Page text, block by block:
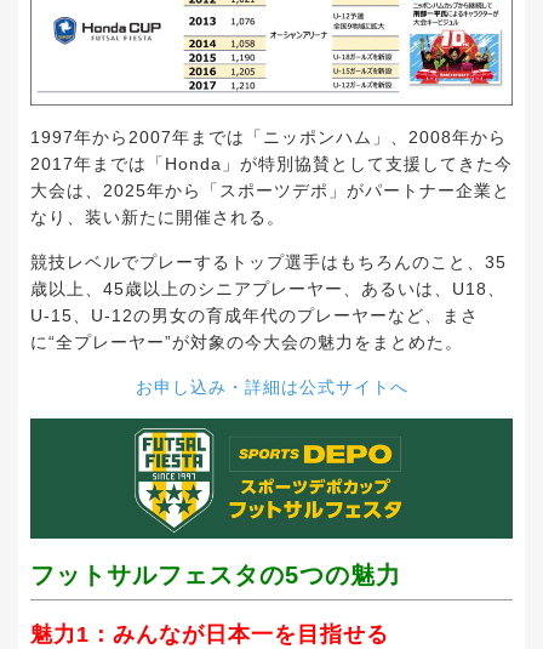
1997年から2007年までは「ニッポンハム」、2008年から
2017年までは「Honda」が特別協賛として支援してきた今
大会は、2025年から「スポーツデポ」がパートナー企業と
なり、装い新たに開催される。
競技レベルでプレーするトップ選手はもちろんのこと、35
歳以上、45歳以上のシニアプレーヤー、あるいは、U18、
U-15、U-12の男女の育成年代のプレーヤーなど、まさ
に“全プレーヤー”が対象の今大会の魅力をまとめた。
お申し込み・詳細は公式サイトへ
フットサルフェスタの5つの魅力
魅力1：みんなが日本一を目指せる